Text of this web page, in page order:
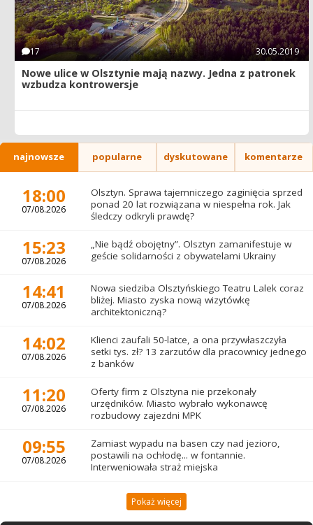
17 30.05.2019
Nowe ulice w Olsztynie mają nazwy. Jedna z patronek
wzbudza kontrowersje
najnowsze popularne dyskutowane komentarze
18:00
07/08.2026
Olsztyn. Sprawa tajemniczego zaginięcia sprzed
ponad 20 lat rozwiązana w niespełna rok. Jak
śledczy odkryli prawdę?
15:23
07/08.2026
„Nie bądź obojętny”. Olsztyn zamanifestuje w
geście solidarności z obywatelami Ukrainy
14:41
07/08.2026
Nowa siedziba Olsztyńskiego Teatru Lalek coraz
bliżej. Miasto zyska nową wizytówkę
architektoniczną?
14:02
07/08.2026
Klienci zaufali 50-latce, a ona przywłaszczyła
setki tys. zł? 13 zarzutów dla pracownicy jednego
z banków
11:20
07/08.2026
Oferty firm z Olsztyna nie przekonały
urzędników. Miasto wybrało wykonawcę
rozbudowy zajezdni MPK
09:55
07/08.2026
Zamiast wypadu na basen czy nad jezioro,
postawili na ochłodę... w fontannie.
Interweniowała straż miejska
Pokaż więcej